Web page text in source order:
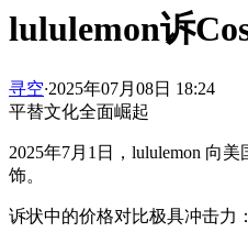
lululemon诉
寻空·2025年07月08日 18:24
平替文化全面崛起
2025年7月1日，lululemon 向
饰。
诉状中的价格对比极具冲击力：